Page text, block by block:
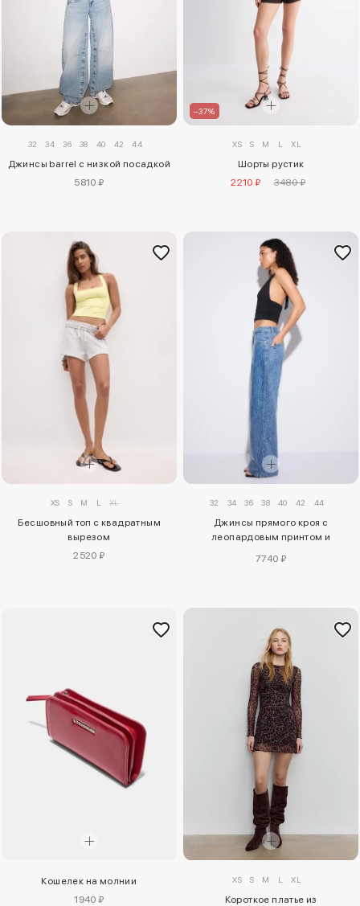
32 34 36 38 40 42 44
Джинсы barrel с низкой посадкой
5810 ₽
–37%
XS S M L XL
Шорты рустик
2210 ₽
3480 ₽
XS S M L XL
Бесшовный топ с квадратным
вырезом
2520 ₽
32 34 36 38 40 42 44
Джинсы прямого кроя с
леопардовым принтом и
7740 ₽
Кошелек на молнии
1940 ₽
XS S M L XL
Короткое платье из